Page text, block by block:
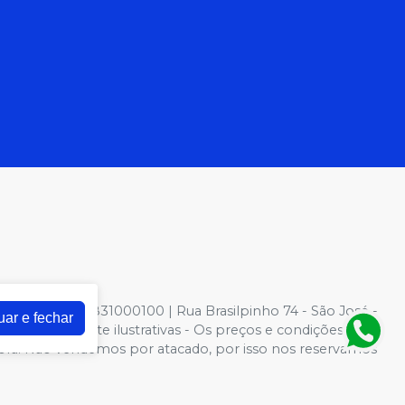
81022831000100 | Rua Brasilpinho 74 - São José -
meramente ilustrativas - Os preços e condições da
Não vendemos por atacado, por isso nos reservamos
e fechar